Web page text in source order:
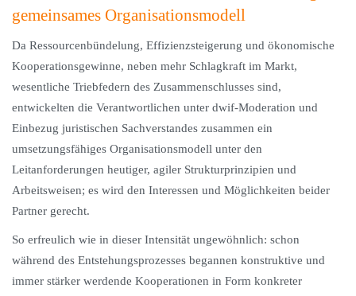
gemeinsames Organisationsmodell
Da Ressourcenbündelung, Effizienzsteigerung und ökonomische
Kooperationsgewinne, neben mehr Schlagkraft im Markt,
wesentliche Triebfedern des Zusammenschlusses sind,
entwickelten die Verantwortlichen unter dwif-Moderation und
Einbezug juristischen Sachverstandes zusammen ein
umsetzungsfähiges Organisationsmodell unter den
Leitanforderungen heutiger, agiler Strukturprinzipien und
Arbeitsweisen; es wird den Interessen und Möglichkeiten beider
Partner gerecht.
So erfreulich wie in dieser Intensität ungewöhnlich: schon
während des Entstehungsprozesses begannen konstruktive und
immer stärker werdende Kooperationen in Form konkreter